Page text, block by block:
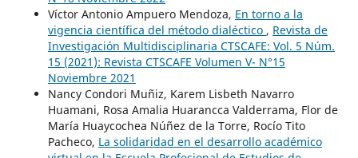
Víctor Antonio Ampuero Mendoza, En torno a la
vigencia científica del método dialéctico , Revista de
Investigación Multidisciplinaria CTSCAFE: Vol. 5 Núm.
15 (2021): Revista CTSCAFE Volumen V- N°15
Noviembre 2021
Nancy Condori Muñiz, Karem Lisbeth Navarro
Huamani, Rosa Amalia Huarancca Valderrama, Flor de
María Huaycochea Núñez de la Torre, Rocío Tito
Pacheco, La solidaridad en el desarrollo académico